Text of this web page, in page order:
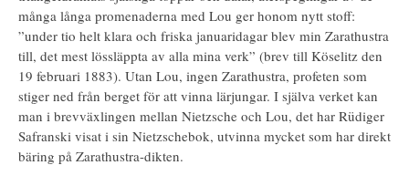
många långa promenaderna med Lou ger honom nytt stoff:
”under tio helt klara och friska januaridagar blev min Zarathustra
till, det mest lössläppta av alla mina verk” (brev till Köselitz den
19 februari 1883). Utan Lou, ingen Zarathustra, profeten som
stiger ned från berget för att vinna lärjungar. I själva verket kan
man i brevväxlingen mellan Nietzsche och Lou, det har Rüdiger
Safranski visat i sin Nietzschebok, utvinna mycket som har direkt
bäring på Zarathustra-dikten.